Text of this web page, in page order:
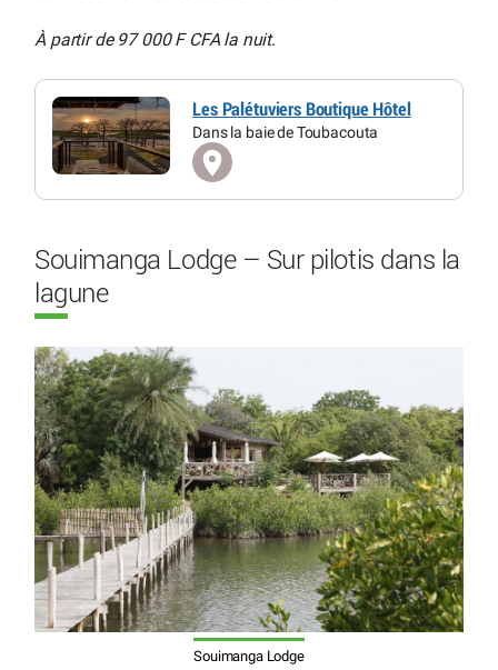
À partir de 97 000 F CFA la nuit.
Les Palétuviers Boutique Hôtel
Dans la baie de Toubacouta
Souimanga Lodge – Sur pilotis dans la
lagune
Souimanga Lodge